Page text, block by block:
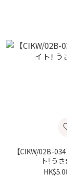
【CIKW/02B-
ト! うさ